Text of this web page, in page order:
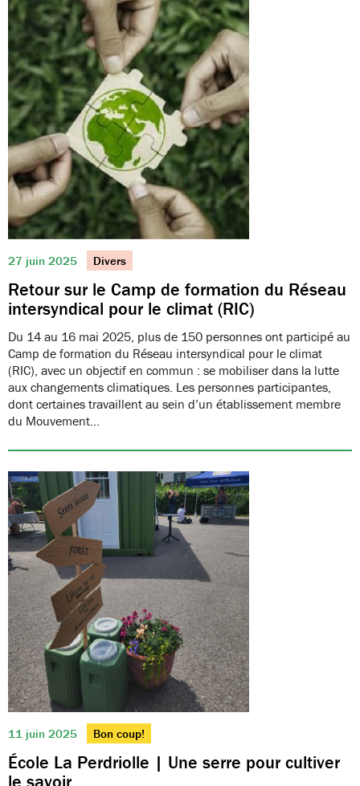
27 juin 2025 Divers
Retour sur le Camp de formation du Réseau
intersyndical pour le climat (RIC)
Du 14 au 16 mai 2025, plus de 150 personnes ont participé au
Camp de formation du Réseau intersyndical pour le climat
(RIC), avec un objectif en commun : se mobiliser dans la lutte
aux changements climatiques. Les personnes participantes,
dont certaines travaillent au sein d’un établissement membre
du Mouvement…
11 juin 2025 Bon coup!
École La Perdriolle | Une serre pour cultiver
le savoir